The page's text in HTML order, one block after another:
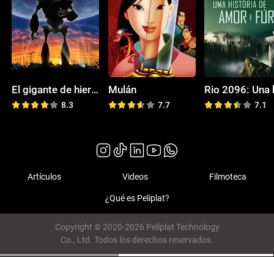
El gigante de hierro
8.3
Mulán
7.7 7.1
Artículos Videos Filmoteca
¿Qué es Peliplat?
Copyright © 2020-2026 Peliplat Technology
Co., Ltd. Todos los derechos reservados.